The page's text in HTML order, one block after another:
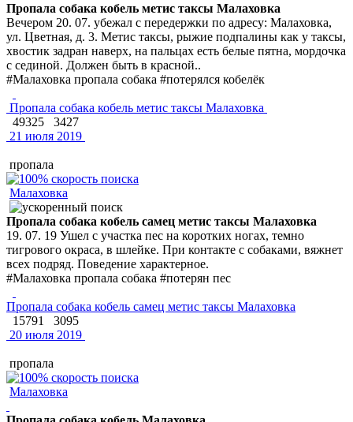
Пропала собака кобель метис таксы Малаховка
Вечером 20. 07. убежал с передержки по адресу: Малаховка,
ул. Цветная, д. 3. Метис таксы, рыжие подпалины как у таксы,
хвостик задран наверх, на пальцах есть белые пятна, мордочка
с сединой. Должен быть в красной..
#Малаховка пропала собака #потерялся кобелёк
Пропала собака кобель метис таксы Малаховка
49325
3427
21 июля 2019
пропала
Малаховка
Пропала собака кобель самец метис таксы Малаховка
19. 07. 19 Ушел с участка пес на коротких ногах, темно
тигрового окраса, в шлейке. При контакте с собаками, вяжнет
всех подряд. Поведение характерное.
#Малаховка пропала собака #потерян пес
Пропала собака кобель самец метис таксы Малаховка
15791
3095
20 июля 2019
пропала
Малаховка